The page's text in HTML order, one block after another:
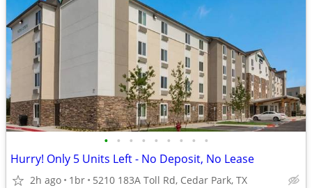
• • • • • • • • •
Hurry! Only 5 Units Left - No Deposit, No Lease
2h ago 1br 5210 183A Toll Rd, Cedar Park, TX